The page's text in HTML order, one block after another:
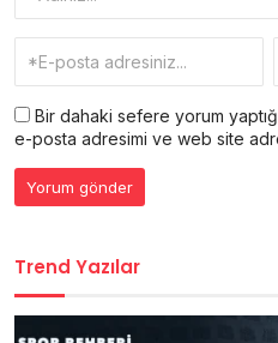
Bir dahaki sefere yorum
e-posta adresimi ve web site
Trend Yazılar